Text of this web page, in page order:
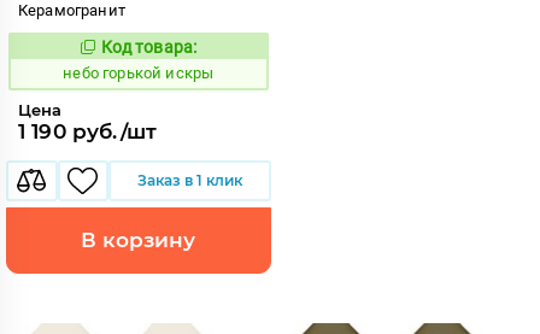
Керамогранит
Код:
1111909
Код товара:
небо горькой искры
Цена
1 190 руб./шт
Заказ в 1 клик
В корзину